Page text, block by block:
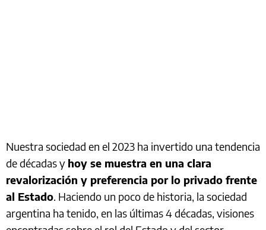
Nuestra sociedad en el 2023 ha invertido una tendencia
de décadas y hoy se muestra en una clara
revalorización y preferencia por lo privado frente
al Estado. Haciendo un poco de historia, la sociedad
argentina ha tenido, en las últimas 4 décadas, visiones